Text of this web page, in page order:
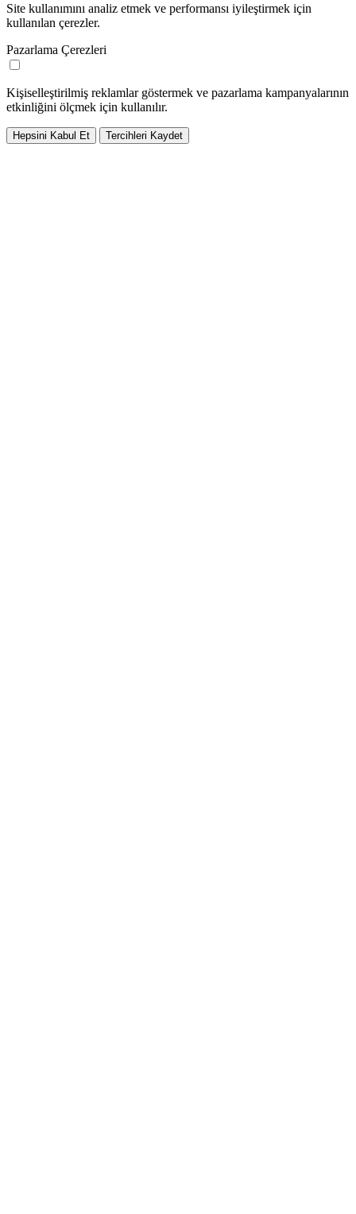
Site kullanımını analiz etmek ve performansı iyileştirmek için
kullanılan çerezler.
Pazarlama Çerezleri
Kişiselleştirilmiş reklamlar göstermek ve pazarlama kampanyalarının
etkinliğini ölçmek için kullanılır.
Hepsini Kabul Et Tercihleri Kaydet